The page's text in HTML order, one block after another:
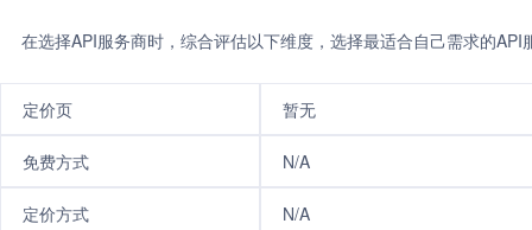
在选择API服务商时，综合评估以下维度，选择最适合自己需求的
定价页 暂无
免费方式 N/A
定价方式 N/A